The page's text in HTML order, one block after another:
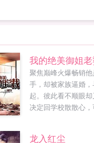
我的绝美御姐
聚焦巅峰火爆畅销
手，却被家族逼婚
起。彼此看不顺眼
决定回学校散散心
龙入红尘